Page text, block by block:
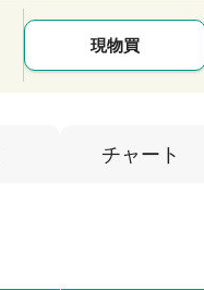
現物買
チャート